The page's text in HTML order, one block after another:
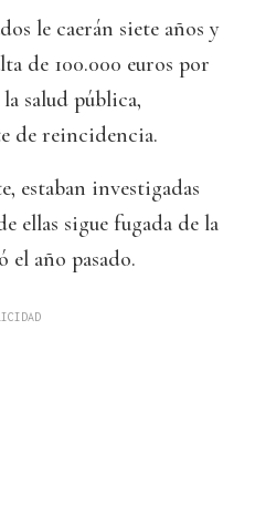
le caerán siete años y
de 100.000 euros por
salud pública,
de reincidencia.
estaban investigadas
ellas sigue fugada de la
el año pasado.